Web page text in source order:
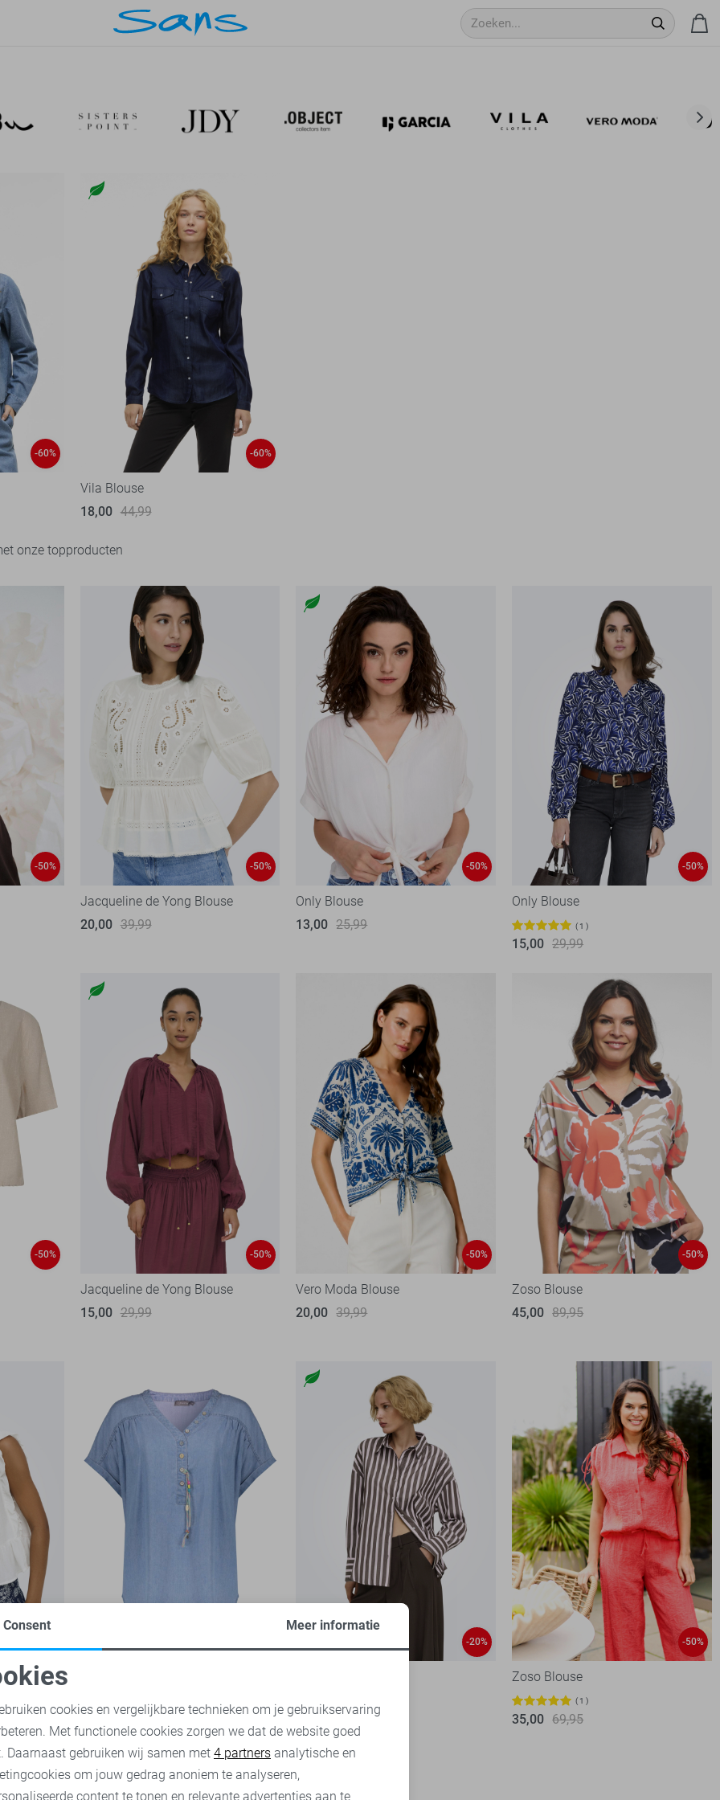
-60% -60%
Vila Blouse
18,00 44,99
onze topproducten
-50% -50%
Jacqueline de Yong Blouse
20,00 39,99
-50%
Only Blouse
13,00 25,99
-50%
Only Blouse
1
15,00 29,99
-50% -50%
Jacqueline de Yong Blouse
15,00 29,99
-50%
Vero Moda Blouse
20,00 39,99
-50%
Zoso Blouse
45,00 89,95
-20% -50%
Zoso Blouse
1
35,00 69,95
cookies
cookies Marketing cookies
Consent Meer informatie
cookies en vergelijkbare technieken om je gebruikservaring
Met functionele cookies zorgen we dat de website goed
Daarnaast gebruiken wij samen met 4 partners analytische en
om jouw gedrag anoniem te analyseren,
content te tonen en relevante advertenties aan te